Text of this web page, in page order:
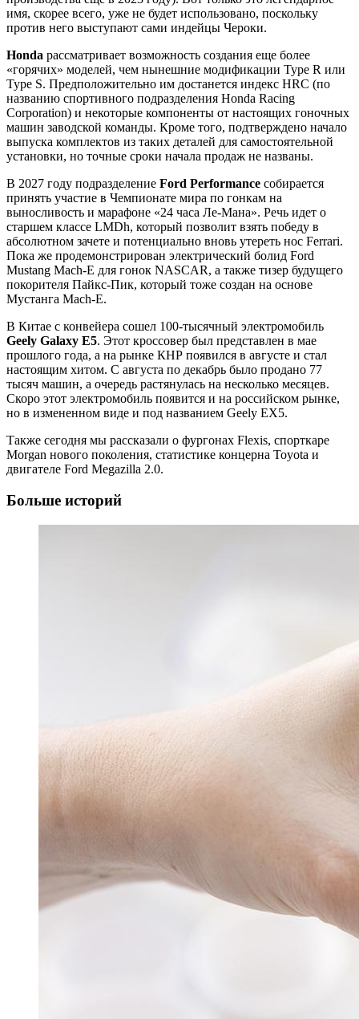
имя, скорее всего, уже не будет использовано, поскольку
против него выступают сами индейцы Чероки.
Honda рассматривает возможность создания еще более
«горячих» моделей, чем нынешние модификации Type R или
Type S. Предположительно им достанется индекс HRC (по
названию спортивного подразделения Honda Racing
Corporation) и некоторые компоненты от настоящих гоночных
машин заводской команды. Кроме того, подтверждено начало
выпуска комплектов из таких деталей для самостоятельной
установки, но точные сроки начала продаж не названы.
В 2027 году подразделение Ford Performance собирается
принять участие в Чемпионате мира по гонкам на
выносливость и марафоне «24 часа Ле-Мана». Речь идет о
старшем классе LMDh, который позволит взять победу в
абсолютном зачете и потенциально вновь утереть нос Ferrari.
Пока же продемонстрирован электрический болид Ford
Mustang Mach-E для гонок NASCAR, а также тизер будущего
покорителя Пайкс-Пик, который тоже создан на основе
Мустанга Mach-E.
В Китае с конвейера сошел 100-тысячный электромобиль
Geely Galaxy E5. Этот кроссовер был представлен в мае
прошлого года, а на рынке КНР появился в августе и стал
настоящим хитом. С августа по декабрь было продано 77
тысяч машин, а очередь растянулась на несколько месяцев.
Скоро этот электромобиль появится и на российском рынке,
но в измененном виде и под названием Geely EX5.
Также сегодня мы рассказали о фургонах Flexis, спорткаре
Morgan нового поколения, статистике концерна Toyota и
двигателе Ford Megazilla 2.0.
Больше историй